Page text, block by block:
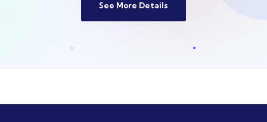
See More Details